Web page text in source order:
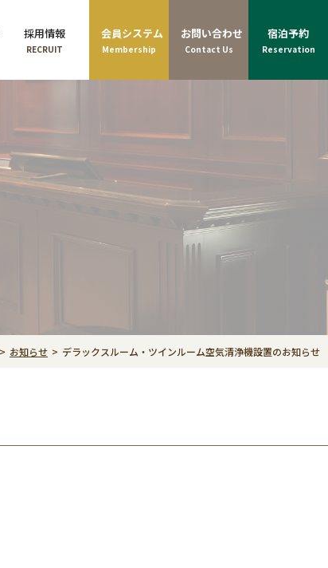
採用情報
RECRUIT
会員システム
Membership
お問い合わせ
Contact Us
宿泊予約
Reservation
お知らせ デラックスルーム・ツインルーム空気清浄機設置のお知らせ